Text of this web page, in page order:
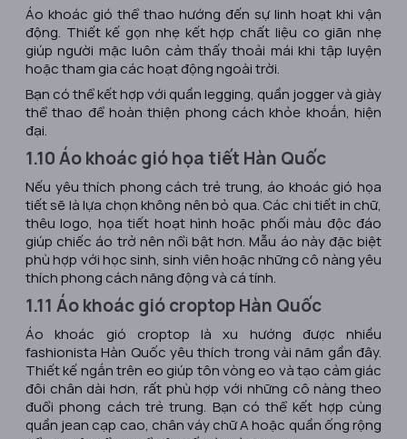
Áo khoác gió thể thao hướng đến sự linh hoạt khi vận
động. Thiết kế gọn nhẹ kết hợp chất liệu co giãn nhẹ
giúp người mặc luôn cảm thấy thoải mái khi tập luyện
hoặc tham gia các hoạt động ngoài trời.
Bạn có thể kết hợp với quần legging, quần jogger và giày
thể thao để hoàn thiện phong cách khỏe khoắn, hiện
đại.
1.10 Áo khoác gió họa tiết Hàn Quốc
Nếu yêu thích phong cách trẻ trung, áo khoác gió họa
tiết sẽ là lựa chọn không nên bỏ qua. Các chi tiết in chữ,
thêu logo, họa tiết hoạt hình hoặc phối màu độc đáo
giúp chiếc áo trở nên nổi bật hơn. Mẫu áo này đặc biệt
phù hợp với học sinh, sinh viên hoặc những cô nàng yêu
thích phong cách năng động và cá tính.
1.11 Áo khoác gió croptop Hàn Quốc
Áo khoác gió croptop là xu hướng được nhiều
fashionista Hàn Quốc yêu thích trong vài năm gần đây.
Thiết kế ngắn trên eo giúp tôn vòng eo và tạo cảm giác
đôi chân dài hơn, rất phù hợp với những cô nàng theo
đuổi phong cách trẻ trung. Bạn có thể kết hợp cùng
quần jean cạp cao, chân váy chữ A hoặc quần ống rộng